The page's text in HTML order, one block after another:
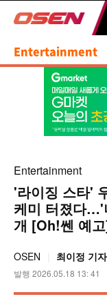
Entertainment
Entertainment
'라이징 스타'
케미 터졌다…'
개 [Oh!쎈 예
OSEN 최이정 기자
발행 2026.05.18 13: 41